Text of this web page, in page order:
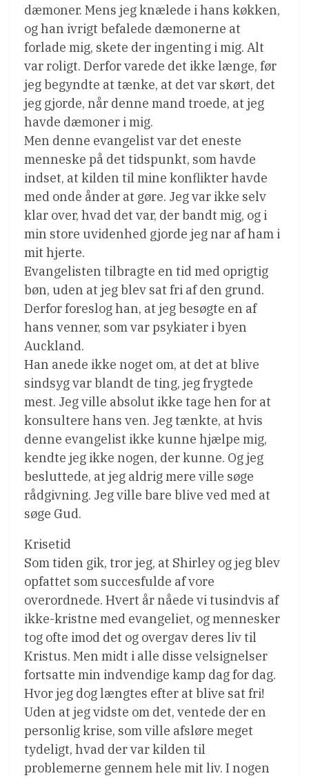
dæmoner. Mens jeg knælede i hans køkken,
og han ivrigt befalede dæmonerne at
forlade mig, skete der ingenting i mig. Alt
var roligt. Derfor varede det ikke længe, før
jeg begyndte at tænke, at det var skørt, det
jeg gjorde, når denne mand troede, at jeg
havde dæmoner i mig.
Men denne evangelist var det eneste
menneske på det tidspunkt, som havde
indset, at kilden til mine konflikter havde
med onde ånder at gøre. Jeg var ikke selv
klar over, hvad det var, der bandt mig, og i
min store uvidenhed gjorde jeg nar af ham i
mit hjerte.
Evangelisten tilbragte en tid med oprigtig
bøn, uden at jeg blev sat fri af den grund.
Derfor foreslog han, at jeg besøgte en af
hans venner, som var psykiater i byen
Auckland.
Han anede ikke noget om, at det at blive
sindsyg var blandt de ting, jeg frygtede
mest. Jeg ville absolut ikke tage hen for at
konsultere hans ven. Jeg tænkte, at hvis
denne evangelist ikke kunne hjælpe mig,
kendte jeg ikke nogen, der kunne. Og jeg
besluttede, at jeg aldrig mere ville søge
rådgivning. Jeg ville bare blive ved med at
søge Gud.
Krisetid
Som tiden gik, tror jeg, at Shirley og jeg blev
opfattet som succesfulde af vore
overordnede. Hvert år nåede vi tusindvis af
ikke-kristne med evangeliet, og mennesker
tog ofte imod det og overgav deres liv til
Kristus. Men midt i alle disse velsignelser
fortsatte min indvendige kamp dag for dag.
Hvor jeg dog længtes efter at blive sat fri!
Uden at jeg vidste om det, ventede der en
personlig krise, som ville afsløre meget
tydeligt, hvad der var kilden til
problemerne gennem hele mit liv. I nogen